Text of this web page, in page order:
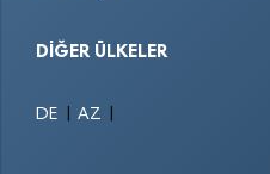
DIĞER ÜLKELER
DE AZ